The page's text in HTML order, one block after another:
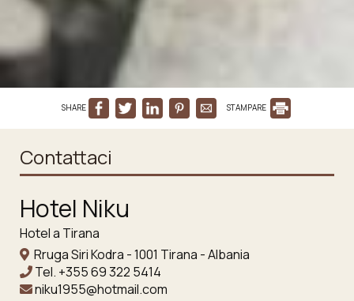
SHARE STAMPARE
Contattaci
Hotel Niku
Hotel a Tirana
Rruga Siri Kodra - 1001 Tirana - Albania
Tel. +355 69 322 5414
niku1955@hotmail.com